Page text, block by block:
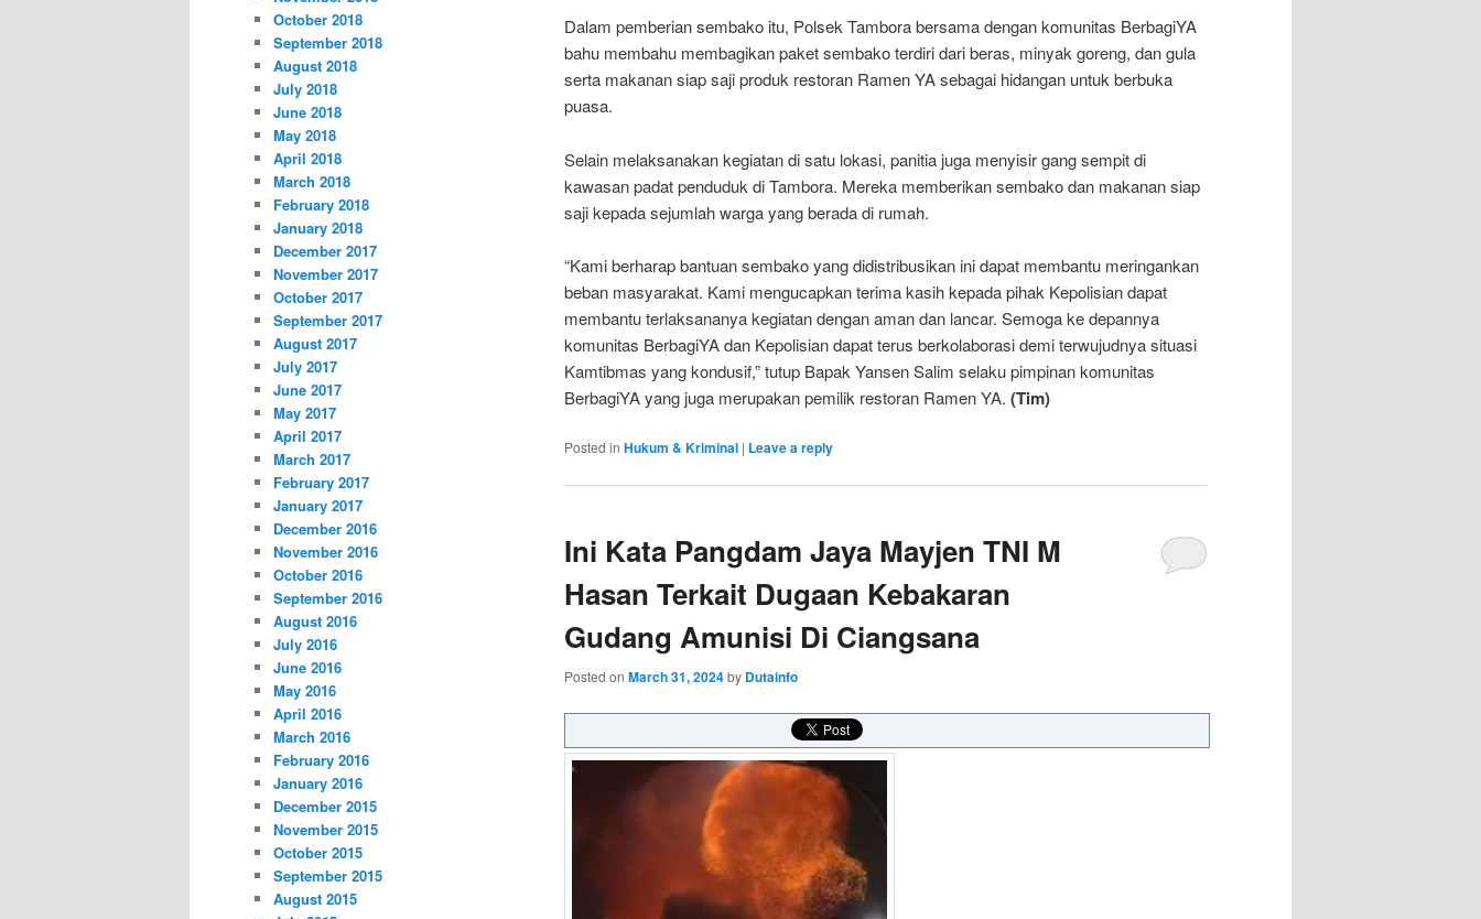
Dalam pemberian sembako itu, Polsek Tambora bersama dengan komunitas BerbagiYA
bahu membahu membagikan paket sembako terdiri dari beras, minyak goreng, dan gula
serta makanan siap saji produk restoran Ramen YA sebagai hidangan untuk berbuka
puasa.
Selain melaksanakan kegiatan di satu lokasi, panitia juga menyisir gang sempit di
kawasan padat penduduk di Tambora. Mereka memberikan sembako dan makanan siap
saji kepada sejumlah warga yang berada di rumah.
“Kami berharap bantuan sembako yang didistribusikan ini dapat membantu meringankan
beban masyarakat. Kami mengucapkan terima kasih kepada pihak Kepolisian dapat
membantu terlaksananya kegiatan dengan aman dan lancar. Semoga ke depannya
komunitas BerbagiYA dan Kepolisian dapat terus berkolaborasi demi terwujudnya situasi
Kamtibmas yang kondusif,” tutup Bapak Yansen Salim selaku pimpinan komunitas
BerbagiYA yang juga merupakan pemilik restoran Ramen YA. (Tim)
Posted in Hukum & Kriminal | Leave a reply
Ini Kata Pangdam Jaya Mayjen TNI M
Hasan Terkait Dugaan Kebakaran
Gudang Amunisi Di Ciangsana
Posted on March 31, 2024by Dutainfo
October 2018
September 2018
August 2018
July 2018
June 2018
May 2018
April 2018
March 2018
February 2018
January 2018
December 2017
November 2017
October 2017
September 2017
August 2017
July 2017
June 2017
May 2017
April 2017
March 2017
February 2017
January 2017
December 2016
November 2016
October 2016
September 2016
August 2016
July 2016
June 2016
May 2016
April 2016
March 2016
February 2016
January 2016
December 2015
November 2015
October 2015
September 2015
August 2015